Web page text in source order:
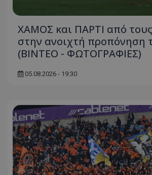
ΧΑΜΟΣ και ΠΑΡΤΙ από
στην ανοιχτή προπόνηση
(ΒΙΝΤΕΟ - ΦΩΤΟΓΡΑΦΙΕΣ)
05.08.2026 - 19:30